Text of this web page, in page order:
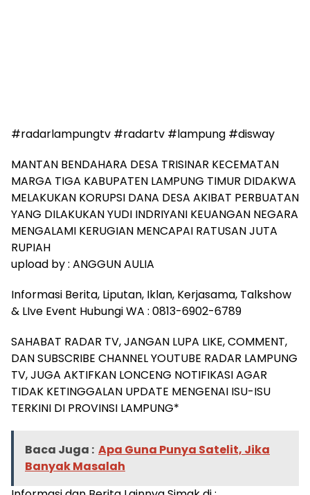
#radarlampungtv #radartv #lampung #disway
MANTAN BENDAHARA DESA TRISINAR KECEMATAN
MARGA TIGA KABUPATEN LAMPUNG TIMUR DIDAKWA
MELAKUKAN KORUPSI DANA DESA AKIBAT PERBUATAN
YANG DILAKUKAN YUDI INDRIYANI KEUANGAN NEGARA
MENGALAMI KERUGIAN MENCAPAI RATUSAN JUTA
RUPIAH
upload by : ANGGUN AULIA
Informasi Berita, Liputan, Iklan, Kerjasama, Talkshow
& LIve Event Hubungi WA : 0813-6902-6789
SAHABAT RADAR TV, JANGAN LUPA LIKE, COMMENT,
DAN SUBSCRIBE CHANNEL YOUTUBE RADAR LAMPUNG
TV, JUGA AKTIFKAN LONCENG NOTIFIKASI AGAR
TIDAK KETINGGALAN UPDATE MENGENAI ISU-ISU
TERKINI DI PROVINSI LAMPUNG*
Baca Juga : Apa Guna Punya Satelit, Jika
Banyak Masalah